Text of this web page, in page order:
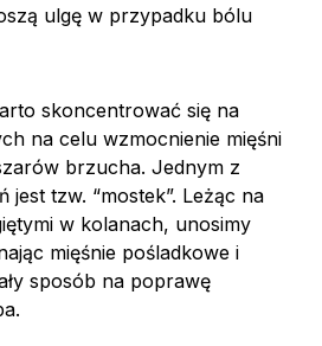
ulgę w przypadku bólu
skoncentrować się na
na celu wzmocnienie mięśni
brzucha. Jednym z
tzw. “mostek”. Leżąc na
w kolanach, unosimy
mięśnie pośladkowe i
sposób na poprawę